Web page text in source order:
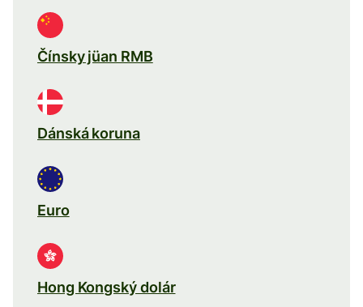
Čínsky jüan RMB
Dánská koruna
Euro
Hong Kongský dolár